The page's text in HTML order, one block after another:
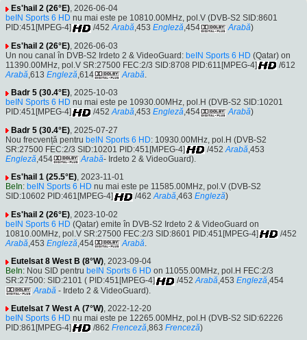
Es'hail 2 (26°E), 2026-06-04
beIN Sports 6 HD nu mai este pe 10810.00MHz, pol.V (DVB-S2 SID:8601
PID:451[MPEG-4]
/452 Arabă,453 Engleză,454 Arabă)
Es'hail 2 (26°E) , 2026-06-03
Un nou canal în DVB-S2 Irdeto 2 & VideoGuard: beIN Sports 6 HD (Qatar) on
11390.00MHz, pol.V SR:27500 FEC:2/3 SID:8708 PID:611[MPEG-4]
/612
Arabă,613 Engleză,614 Arabă.
Badr 5 (30.4°E), 2025-10-03
beIN Sports 6 HD nu mai este pe 10930.00MHz, pol.H (DVB-S2 SID:10201
PID:451[MPEG-4]
/452 Arabă,453 Engleză,454 Arabă)
Badr 5 (30.4°E) , 2025-07-27
Nou frecvență pentru beIN Sports 6 HD: 10930.00MHz, pol.H (DVB-S2
SR:27500 FEC:2/3 SID:10201 PID:451[MPEG-4]
/452 Arabă ,453
Engleză,454 Arabă- Irdeto 2 & VideoGuard).
Es'hail 1 (25.5°E), 2023-11-01
BeIn: beIN Sports 6 HD nu mai este pe 11585.00MHz, pol.V (DVB-S2
SID:10602 PID:461[MPEG-4]
/462 Arabă,463 Engleză)
Es'hail 2 (26°E) , 2023-10-02
beIN Sports 6 HD (Qatar) emite în DVB-S2 Irdeto 2 & VideoGuard on
10810.00MHz, pol.V SR:27500 FEC:2/3 SID:8601 PID:451[MPEG-4]
/452
Arabă,453 Engleză,454 Arabă.
Eutelsat 8 West B (8°W), 2023-09-04
BeIn: Nou SID pentru beIN Sports 6 HD on 11055.00MHz, pol.H FEC:2/3
SR:27500: SID:2101 ( PID:451[MPEG-4]
/452 Arabă,453 Engleză,454
Arabă - Irdeto 2 & VideoGuard).
Eutelsat 7 West A (7°W), 2022-12-20
beIN Sports 6 HD nu mai este pe 12265.00MHz, pol.H (DVB-S2 SID:62226
PID:861[MPEG-4]
/862 Frenceză,863 Frenceză)